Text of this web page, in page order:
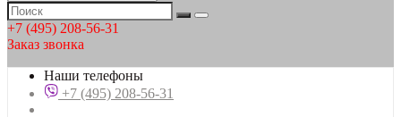
+7 (495) 208-56-31
Заказ звонка
Наши телефоны
+7 (495) 208-56-31